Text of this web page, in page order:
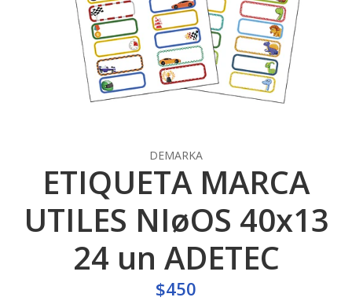
DEMARKA
ETIQUETA MARCA
UTILES NIøOS 40x13
24 un ADETEC
$450